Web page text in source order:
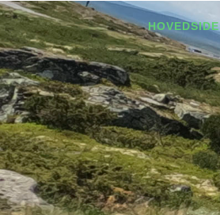
HOVEDSIDE